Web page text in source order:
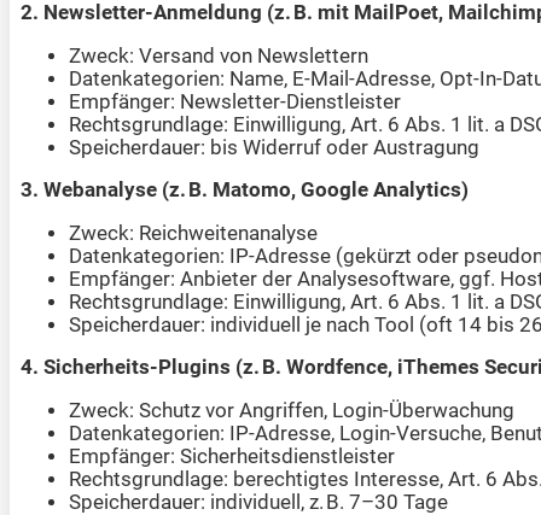
2. Newsletter-Anmeldung (z. B. mit MailPoet,
Zweck: Versand von Newslettern
Datenkategorien: Name, E-Mail-Adresse, Opt-In-
Empfänger: Newsletter-Dienstleister
Rechtsgrundlage: Einwilligung, Art. 6 Abs. 1 lit. a
Speicherdauer: bis Widerruf oder Austragung
3. Webanalyse (z. B. Matomo, Google Analytics)
Zweck: Reichweitenanalyse
Datenkategorien: IP-Adresse (gekürzt oder
Empfänger: Anbieter der Analysesoftware, ggf.
Rechtsgrundlage: Einwilligung, Art. 6 Abs. 1 lit. a
Speicherdauer: individuell je nach Tool (oft 14 bis
4. Sicherheits-Plugins (z. B. Wordfence, iThemes
Zweck: Schutz vor Angriffen, Login-Überwachung
Datenkategorien: IP-Adresse, Login-Versuche,
Empfänger: Sicherheitsdienstleister
Rechtsgrundlage: berechtigtes Interesse, Art. 6
Speicherdauer: individuell, z. B. 7–30 Tage